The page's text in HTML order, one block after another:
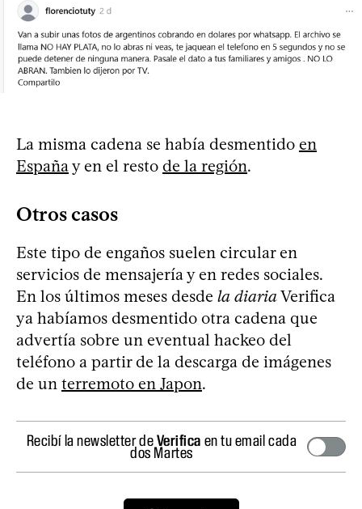
La misma cadena se había desmentido en
Españay en el resto de la región.
Otros casos
Este tipo de engaños suelen circular en
servicios de mensajería y en redes sociales.
En los últimos meses desde la diariaVerifica
ya habíamos desmentido otra cadena que
advertía sobre un eventual hackeo del
teléfono a partir de la descarga de imágenes
de un terremoto en Japon.
Recibí la newsletter deVerifica en tu email cada
dos Martes